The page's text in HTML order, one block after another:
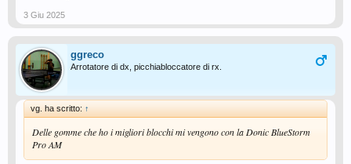
3 Giu 2025
ggreco
Arrotatore di dx, picchiabloccatore di rx.
vg. ha scritto: ↑
Delle gomme che ho i migliori blocchi mi vengono con la Donic BlueStorm
Pro AM